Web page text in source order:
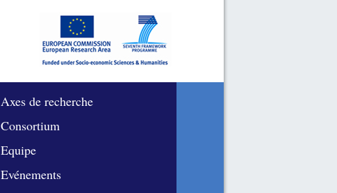
Axes de recherche
Consortium
Equipe
Evénements